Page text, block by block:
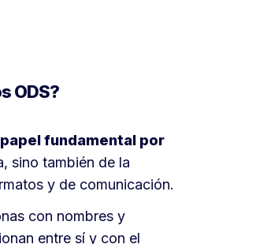
ODS?
fundamental por
sino también de la
y de comunicación.
con nombres y
entre sí y con el